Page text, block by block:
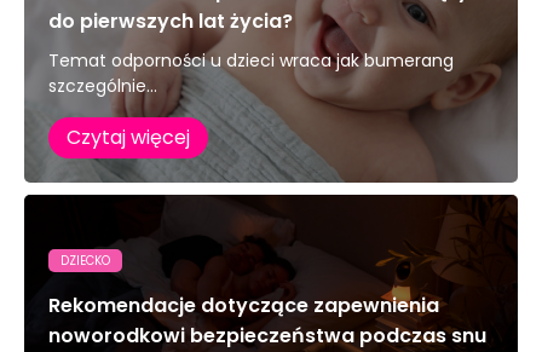
do pierwszych lat życia?
Temat odporności u dzieci wraca jak bumerang
szczególnie...
Czytaj więcej
DZIECKO
Rekomendacje dotyczące zapewnienia
noworodkowi bezpieczeństwa podczas snu